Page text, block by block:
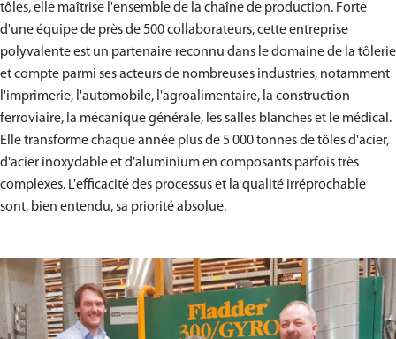
tôles, elle maîtrise l'ensemble de la chaîne de production. Forte
d'une équipe de près de 500 collaborateurs, cette entreprise
polyvalente est un partenaire reconnu dans le domaine de la tôlerie
et compte parmi ses acteurs de nombreuses industries, notamment
l'imprimerie, l'automobile, l'agroalimentaire, la construction
ferroviaire, la mécanique générale, les salles blanches et le médical.
Elle transforme chaque année plus de 5 000 tonnes de tôles d'acier,
d'acier inoxydable et d'aluminium en composants parfois très
complexes. L'efficacité des processus et la qualité irréprochable
sont, bien entendu, sa priorité absolue.